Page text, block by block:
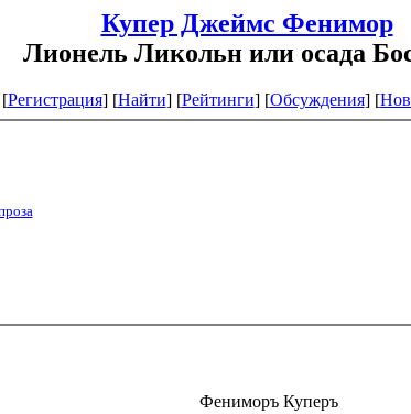
Купер Джеймс Фенимор
Лионель Ликольн или осада
[Регистрация] [Найти] [Рейтинги] [Обсуждения] [
Фениморъ Куперъ